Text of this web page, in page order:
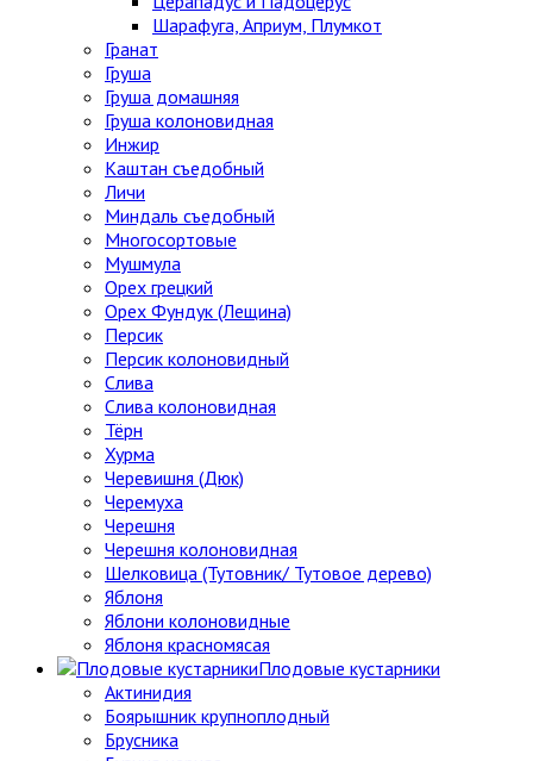
Шарафуга, Априум, Плумкот
Гранат
Груша
Груша домашняя
Груша колоновидная
Инжир
Каштан съедобный
Личи
Миндаль съедобный
Многосортовые
Мушмула
Орех грецкий
Орех Фундук (Лещина)
Персик
Персик колоновидный
Слива
Слива колоновидная
Тёрн
Хурма
Черевишня (Дюк)
Черемуха
Черешня
Черешня колоновидная
Шелковица (Тутовник/ Тутовое дерево)
Яблоня
Яблони колоновидные
Яблоня красномясая
Плодовые кустарники
Актинидия
Боярышник крупноплодный
Брусника